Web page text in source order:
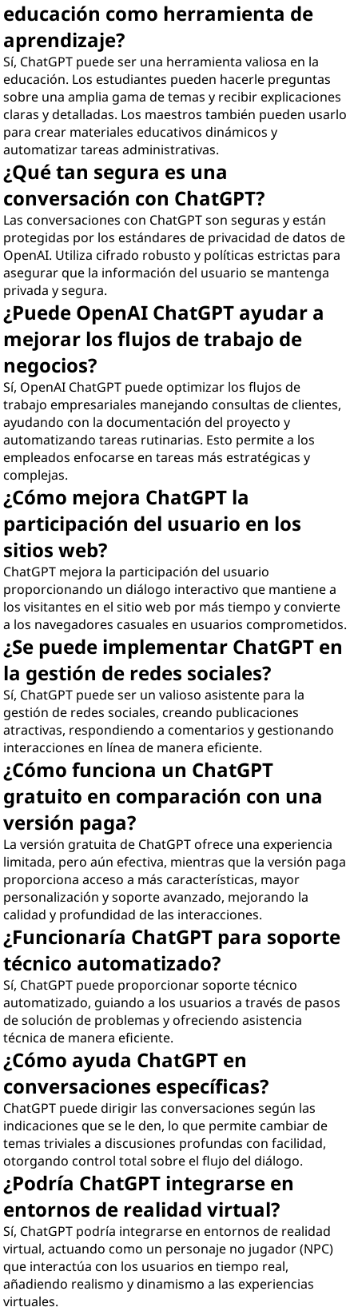
educación como herramienta de
aprendizaje?
Sí, ChatGPT puede ser una herramienta valiosa en la
educación. Los estudiantes pueden hacerle preguntas
sobre una amplia gama de temas y recibir explicaciones
claras y detalladas. Los maestros también pueden usarlo
para crear materiales educativos dinámicos y
automatizar tareas administrativas.
¿Qué tan segura es una
conversación con ChatGPT?
Las conversaciones con ChatGPT son seguras y están
protegidas por los estándares de privacidad de datos de
OpenAI. Utiliza cifrado robusto y políticas estrictas para
asegurar que la información del usuario se mantenga
privada y segura.
¿Puede OpenAI ChatGPT ayudar a
mejorar los flujos de trabajo de
negocios?
Sí, OpenAI ChatGPT puede optimizar los flujos de
trabajo empresariales manejando consultas de clientes,
ayudando con la documentación del proyecto y
automatizando tareas rutinarias. Esto permite a los
empleados enfocarse en tareas más estratégicas y
complejas.
¿Cómo mejora ChatGPT la
participación del usuario en los
sitios web?
ChatGPT mejora la participación del usuario
proporcionando un diálogo interactivo que mantiene a
los visitantes en el sitio web por más tiempo y convierte
a los navegadores casuales en usuarios comprometidos.
¿Se puede implementar ChatGPT en
la gestión de redes sociales?
Sí, ChatGPT puede ser un valioso asistente para la
gestión de redes sociales, creando publicaciones
atractivas, respondiendo a comentarios y gestionando
interacciones en línea de manera eficiente.
¿Cómo funciona un ChatGPT
gratuito en comparación con una
versión paga?
La versión gratuita de ChatGPT ofrece una experiencia
limitada, pero aún efectiva, mientras que la versión paga
proporciona acceso a más características, mayor
personalización y soporte avanzado, mejorando la
calidad y profundidad de las interacciones.
¿Funcionaría ChatGPT para soporte
técnico automatizado?
Sí, ChatGPT puede proporcionar soporte técnico
automatizado, guiando a los usuarios a través de pasos
de solución de problemas y ofreciendo asistencia
técnica de manera eficiente.
¿Cómo ayuda ChatGPT en
conversaciones específicas?
ChatGPT puede dirigir las conversaciones según las
indicaciones que se le den, lo que permite cambiar de
temas triviales a discusiones profundas con facilidad,
otorgando control total sobre el flujo del diálogo.
¿Podría ChatGPT integrarse en
entornos de realidad virtual?
Sí, ChatGPT podría integrarse en entornos de realidad
virtual, actuando como un personaje no jugador (NPC)
que interactúa con los usuarios en tiempo real,
añadiendo realismo y dinamismo a las experiencias
virtuales.